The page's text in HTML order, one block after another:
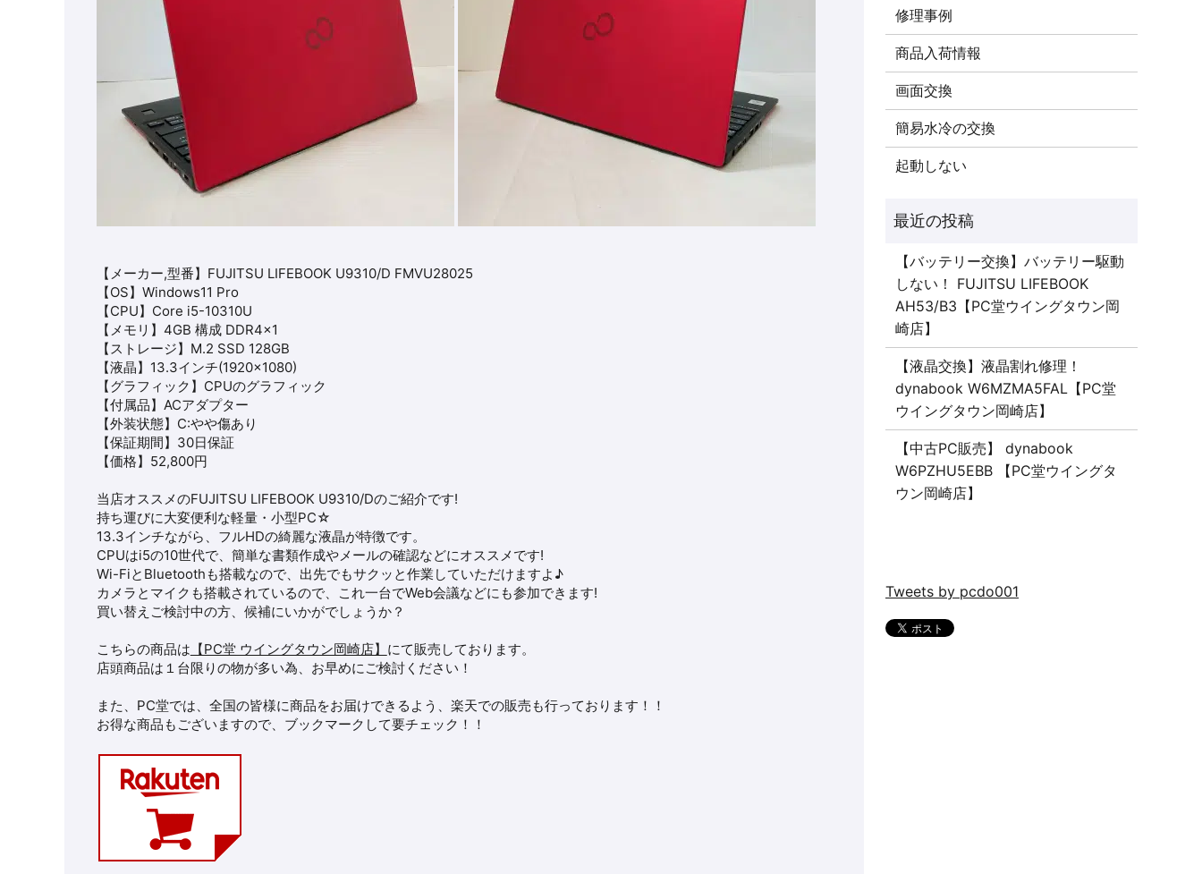
【メーカー,型番】 FUJITSU LIFEBOOK U9310/D FMVU28025
【OS】 Windows11 Pro
【CPU】 Core i5-10310U
【メモリ】4GB 構成 DDR4×1
【ストレージ】 M.2 SSD 128GB
【液晶】13.3インチ(1920×1080)
【グラフィック】 CPUのグラフィック
【付属品】ACアダプター
【外装状態】C:やや傷あり
【保証期間】30日保証
【価格】52,800円
当店オススメのFUJITSU LIFEBOOK U9310/Dのご紹介です!
持ち運びに大変便利な軽量・小型PC☆
13.3インチながら、フルHDの綺麗な液晶が特徴です。
CPUはi5の10世代で、簡単な書類作成やメールの確認などにオススメです!
Wi-FiとBluetoothも搭載なので、出先でもサクッと作業していただけますよ♪
カメラとマイクも搭載されているので、これ一台でWeb会議などにも参加できます!
買い替えご検討中の方、候補にいかがでしょうか？
こちらの商品は 【PC堂 ウイングタウン岡崎店】 にて販売しております。
店頭商品は１台限りの物が多い為、お早めにご検討ください！
また、PC堂では、全国の皆様に商品をお届けできるよう、楽天での販売も行っております！！
お得な商品もございますので、ブックマークして要チェック！！
修理事例
商品入荷情報
画面交換
簡易水冷の交換
起動しない
【バッテリー交換】バッテリー駆動
しない！ FUJITSU LIFEBOOK
AH53/B3【PC堂ウイングタウン岡
崎店】
【液晶交換】液晶割れ修理！
dynabook W6MZMA5FAL【PC堂
ウイングタウン岡崎店】
【中古PC販売】 dynabook
W6PZHU5EBB 【PC堂ウイングタ
ウン岡崎店】
Tweets by pcdo001